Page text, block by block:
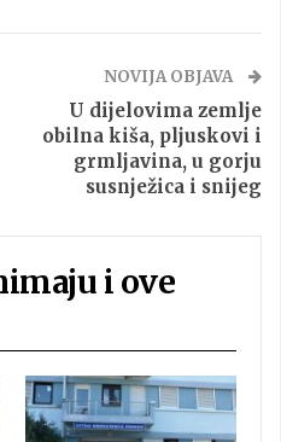
NOVIJA OBJAVA
U dijelovima zemlje
obilna kiša, pljuskovi i
grmljavina, u gorju
susnježica i snijeg
i ove